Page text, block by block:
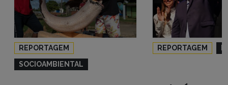
REPORTAGEM
SOCIOAMBIENTAL
REPORTAGEM